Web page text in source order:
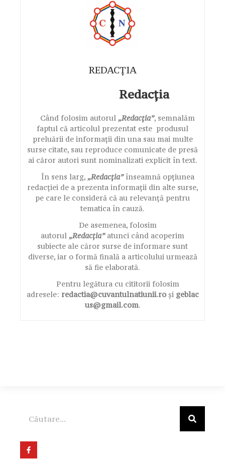
REDACȚIA
Redacția
Când folosim autorul „Redacția”, semnalăm
faptul că articolul prezentat este produsul
preluării de informații din una sau mai multe
surse citate, sau reproduce comunicate de presă
ai căror autori sunt nominalizati explicit în text.
În sens larg, „Redacția”înseamnă opțiunea
redacției de a prezenta informații din alte surse,
pe care le consideră că au relevanță pentru
tematica în cauză.
De asemenea, folosim
autorul „Redacția”atunci când acoperim
subiecte ale căror surse de informare sunt
diverse, iar o formă finală a articolului urmează
să fie elaborată.
Pentru legătura cu cititorii folosim
adresele: redactia@cuvantulnatiunii.roși geblac
us@gmail.com.